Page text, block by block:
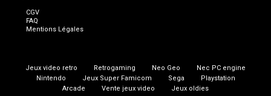
CGV
FAQ
Mentions Légales
Jeux video retro Retrogaming Neo Geo
Nec PC engine
Nintendo
Jeux Super Famicom Sega
Playstation
Arcade
Vente jeux video Jeux oldies